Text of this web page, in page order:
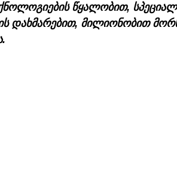
წყალობით,
დახმარებით, მილიონობით